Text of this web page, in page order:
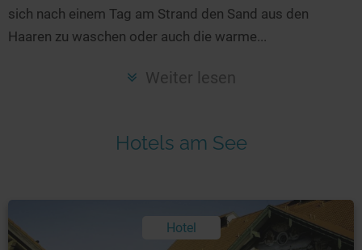
Auszeit & Wellness
Häuser auf dem Wasser
Hundefreundliche Unterkünfte
Top Seen nach Regionen
Deutschlands Lieblingsseen
Norwegen
sich nach einem Tag am Strand den Sand aus den
Haaren zu waschen oder auch die warme...
Weiter lesen
Hotels am See
Hotel